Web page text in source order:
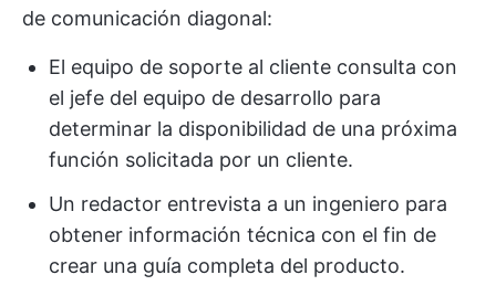
de comunicación diagonal:
El equipo de soporte al cliente consulta con
el jefe del equipo de desarrollo para
determinar la disponibilidad de una próxima
función solicitada por un cliente.
Un redactor entrevista a un ingeniero para
obtener información técnica con el fin de
crear una guía completa del producto.